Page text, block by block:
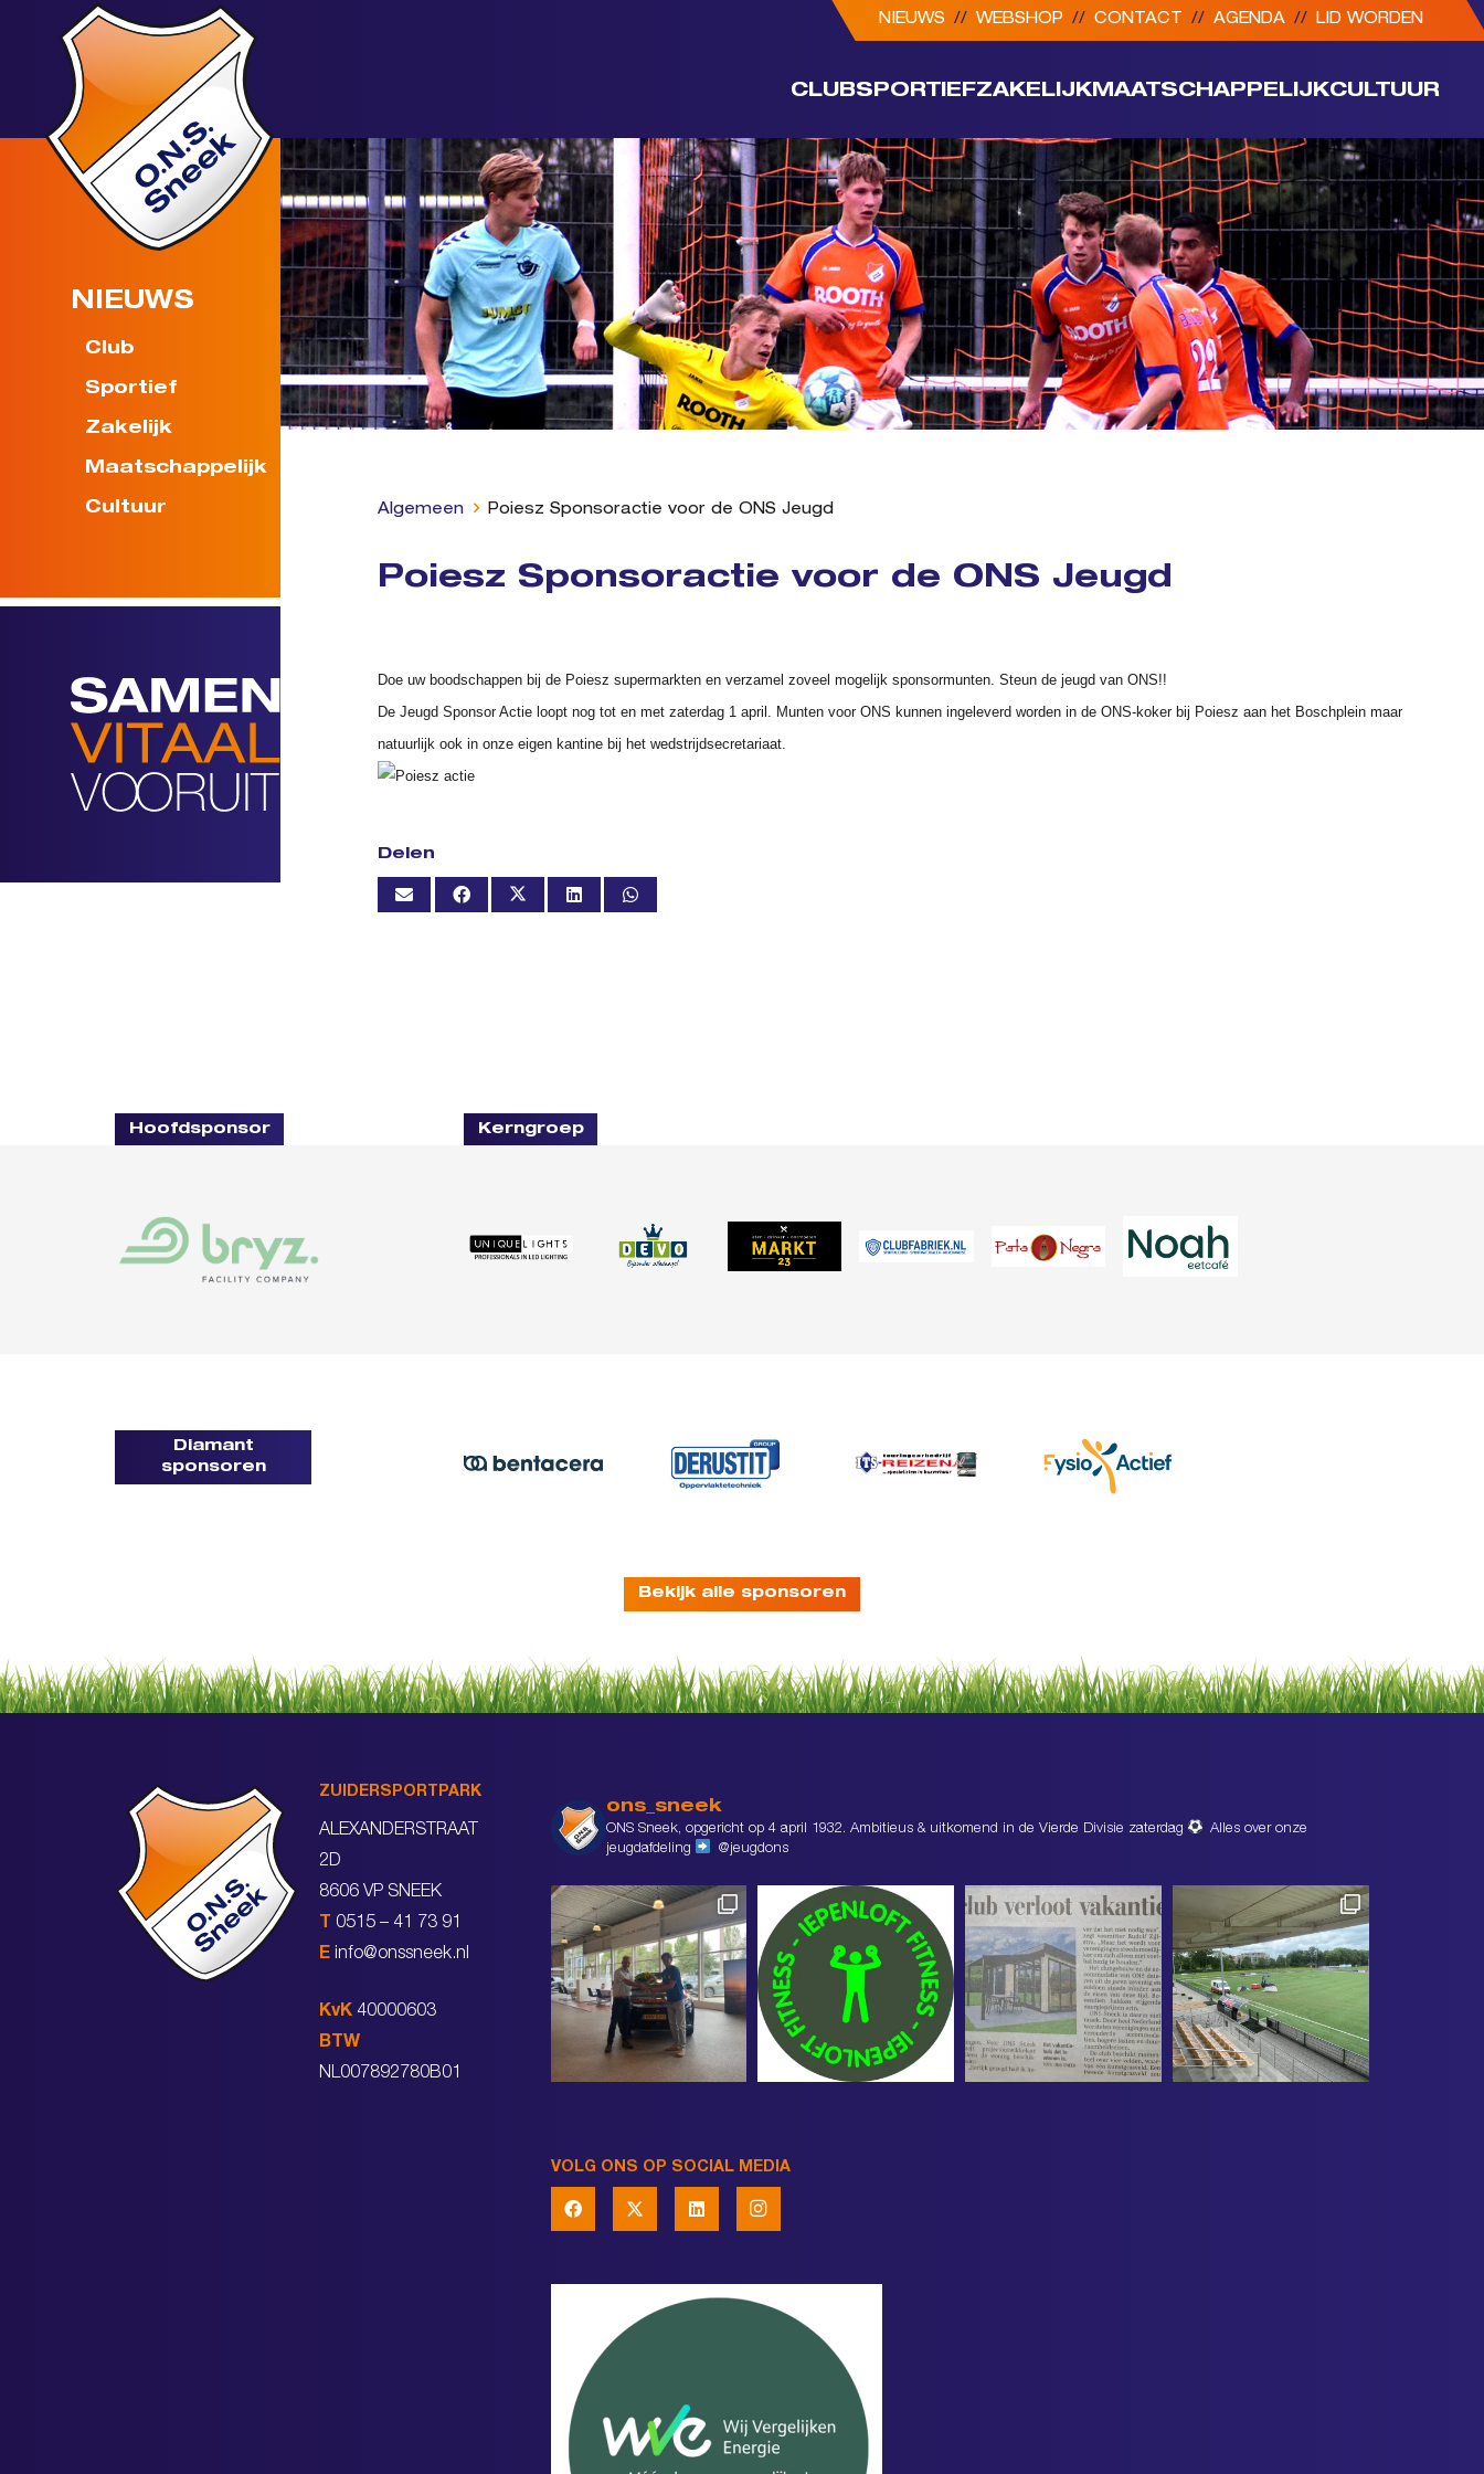
NIEUWS // WEBSHOP // CONTACT // AGENDA // LID WORDEN
CLUBSPORTIEFZAKELIJK MAATSCHAPPELIJKCULTUUR
NIEUWS
Club
Sportief
Zakelijk
Maatschappelijk
Cultuur Algemeen Poiesz Sponsoractie voor de ONS Jeugd
Poiesz Sponsoractie voor de ONS Jeugd
Doe uw boodschappen bij de Poiesz supermarkten en verzamel zoveel mogelijk sponsormunten. Steun de jeugd van ONS!!
De Jeugd Sponsor Actie loopt nog tot en met zaterdag 1 april. Munten voor ONS kunnen ingeleverd worden in de ONS-koker bij Poiesz aan het Boschplein maar
natuurlijk ook in onze eigen kantine bij het wedstrijdsecretariaat.
Delen
Hoofdsponsor Kerngroep
Diamant
sponsoren
Bekijk alle sponsoren
ZUIDERSPORTPARK
ALEXANDERSTRAAT
2D
8606 VP SNEEK
T 0515 – 41 73 91
E info@onssneek.nl
KvK 40000603
BTW
NL007892780B01
ons_sneek
ONS Sneek, opgericht op 4 april 1932. Ambitieus & uitkomend in de Vierde Divisie zaterdag
Alles over onze
jeugdafdeling
@jeugdons
VOLG ONS OP SOCIAL MEDIA